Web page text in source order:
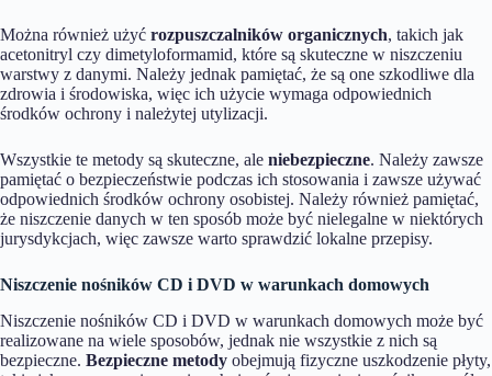
Można również użyć rozpuszczalników organicznych, takich jak
acetonitryl czy dimetyloformamid, które są skuteczne w niszczeniu
warstwy z danymi. Należy jednak pamiętać, że są one szkodliwe dla
zdrowia i środowiska, więc ich użycie wymaga odpowiednich
środków ochrony i należytej utylizacji.
Wszystkie te metody są skuteczne, ale niebezpieczne. Należy zawsze
pamiętać o bezpieczeństwie podczas ich stosowania i zawsze używać
odpowiednich środków ochrony osobistej. Należy również pamiętać,
że niszczenie danych w ten sposób może być nielegalne w niektórych
jurysdykcjach, więc zawsze warto sprawdzić lokalne przepisy.
Niszczenie nośników CD i DVD w warunkach domowych
Niszczenie nośników CD i DVD w warunkach domowych może być
realizowane na wiele sposobów, jednak nie wszystkie z nich są
bezpieczne. Bezpieczne metody obejmują fizyczne uszkodzenie płyty,